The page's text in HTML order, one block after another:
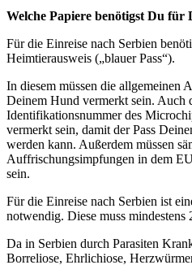
Welche Papiere benötigst Du für
Für die Einreise nach Serbien
Heimtierausweis („blauer Pass“).
In diesem müssen die allgemeinen
Deinem Hund vermerkt sein. Auch
Identifikationsnummer des
vermerkt sein, damit der Pass
werden kann. Außerdem müssen
Auffrischungsimpfungen in dem
sein.
Für die Einreise nach Serbien ist
notwendig. Diese muss mindestens
Da in Serbien durch Parasiten
Borreliose, Ehrlichiose,